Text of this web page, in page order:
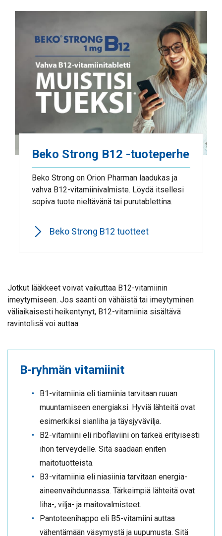
Beko Strong B12 -tuoteperhe
Beko Strong on Orion Pharman laadukas ja
vahva B12-vitamiinivalmiste. Löydä itsellesi
sopiva tuote nieltävänä tai purutablettina.
Beko Strong B12 tuotteet
Jotkut lääkkeet voivat vaikuttaa B12-vitamiinin
imeytymiseen. Jos saanti on vähäistä tai imeytyminen
väliaikaisesti heikentynyt, B12-vitamiinia sisältävä
ravintolisä voi auttaa.
B-ryhmän vitamiinit
B1-vitamiinia eli tiamiinia tarvitaan ruuan
muuntamiseen energiaksi. Hyviä lähteitä ovat
esimerkiksi sianliha ja täysjyvävilja.
B2-vitamiini eli riboflaviini on tärkeä erityisesti
ihon terveydelle. Sitä saadaan eniten
maitotuotteista.
B3-vitamiinia eli niasiinia tarvitaan energia-
aineenvaihdunnassa. Tärkeimpiä lähteitä ovat
liha-, vilja- ja maitovalmisteet.
Pantoteenihappo eli B5-vitamiini auttaa
vähentämään väsymystä ja uupumusta. Sitä